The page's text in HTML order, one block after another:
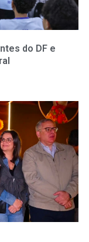
do DF e